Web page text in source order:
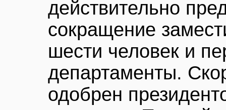
действительно
сокращение
шести человек и
департаменты.
одобрен